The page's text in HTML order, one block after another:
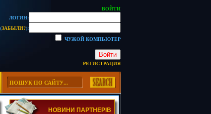
ВОЙТИ
ЛОГИН:
ЗАБЫЛИ?):
ЧУЖОЙ КОМПЬЮТЕР
Войти
РЕГИСТРАЦИЯ
НОВИНИ ПАРТНЕРІВ